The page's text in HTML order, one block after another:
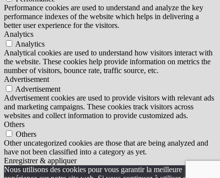
Performance cookies are used to understand and analyze the key
performance indexes of the website which helps in delivering a
better user experience for the visitors.
Analytics
Analytics
Analytical cookies are used to understand how visitors interact with
the website. These cookies help provide information on metrics the
number of visitors, bounce rate, traffic source, etc.
Advertisement
Advertisement
Advertisement cookies are used to provide visitors with relevant ads
and marketing campaigns. These cookies track visitors across
websites and collect information to provide customized ads.
Others
Others
Other uncategorized cookies are those that are being analyzed and
have not been classified into a category as yet.
Enregistrer & appliquer
Nous utilisons des cookies pour vous garantir la meilleure